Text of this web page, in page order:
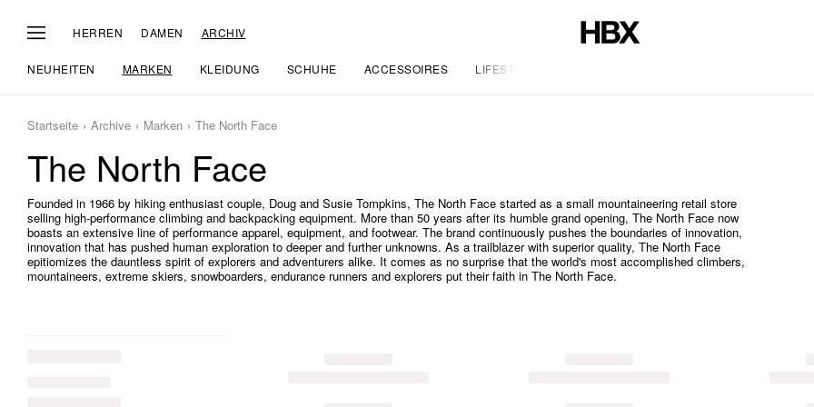
HERREN DAMEN ARCHIV
NEUHEITEN MARKEN KLEIDUNG SCHUHE ACCESSOIRES LIFESTYLE
Startseite Archive Marken The North Face
The North Face
Founded in 1966 by hiking enthusiast couple, Doug and Susie Tompkins, The North Face started as a small mountaineering retail store
selling high-performance climbing and backpacking equipment. More than 50 years after its humble grand opening, The North Face now
boasts an extensive line of performance apparel, equipment, and footwear. The brand continuously pushes the boundaries of innovation,
innovation that has pushed human exploration to deeper and further unknowns. As a trailblazer with superior quality, The North Face
epitiomizes the dauntless spirit of explorers and adventurers alike. It comes as no surprise that the world's most accomplished climbers,
mountaineers, extreme skiers, snowboarders, endurance runners and explorers put their faith in The North Face.